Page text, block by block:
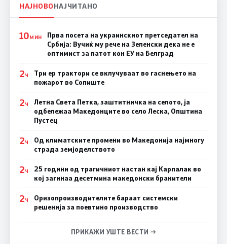
НАЈНОВОНАЈЧИТАНО
10МИН
Прва посета на украинскиот претседател на
Србија: Вучиќ му рече на Зеленски дека не е
оптимист за патот кон ЕУ на Белград
2Ч
Три ер трактори се вклучуваат во гаснењето на
пожарот во Сопиште
2Ч
Летна Света Петка, заштитничка на селото, ја
одбележаа Македонците во село Леска, Општина
Пустец
2Ч
Од климатските промени во Македонија најмногу
страда земјоделството
2Ч
25 години од трагичниот настан кај Карпалак во
кој загинаа десетмина македонски бранители
2Ч
Оризопроизводителите бараат системски
решенија за поевтино производство
ПРИКАЖИ УШТЕ ВЕСТИ →